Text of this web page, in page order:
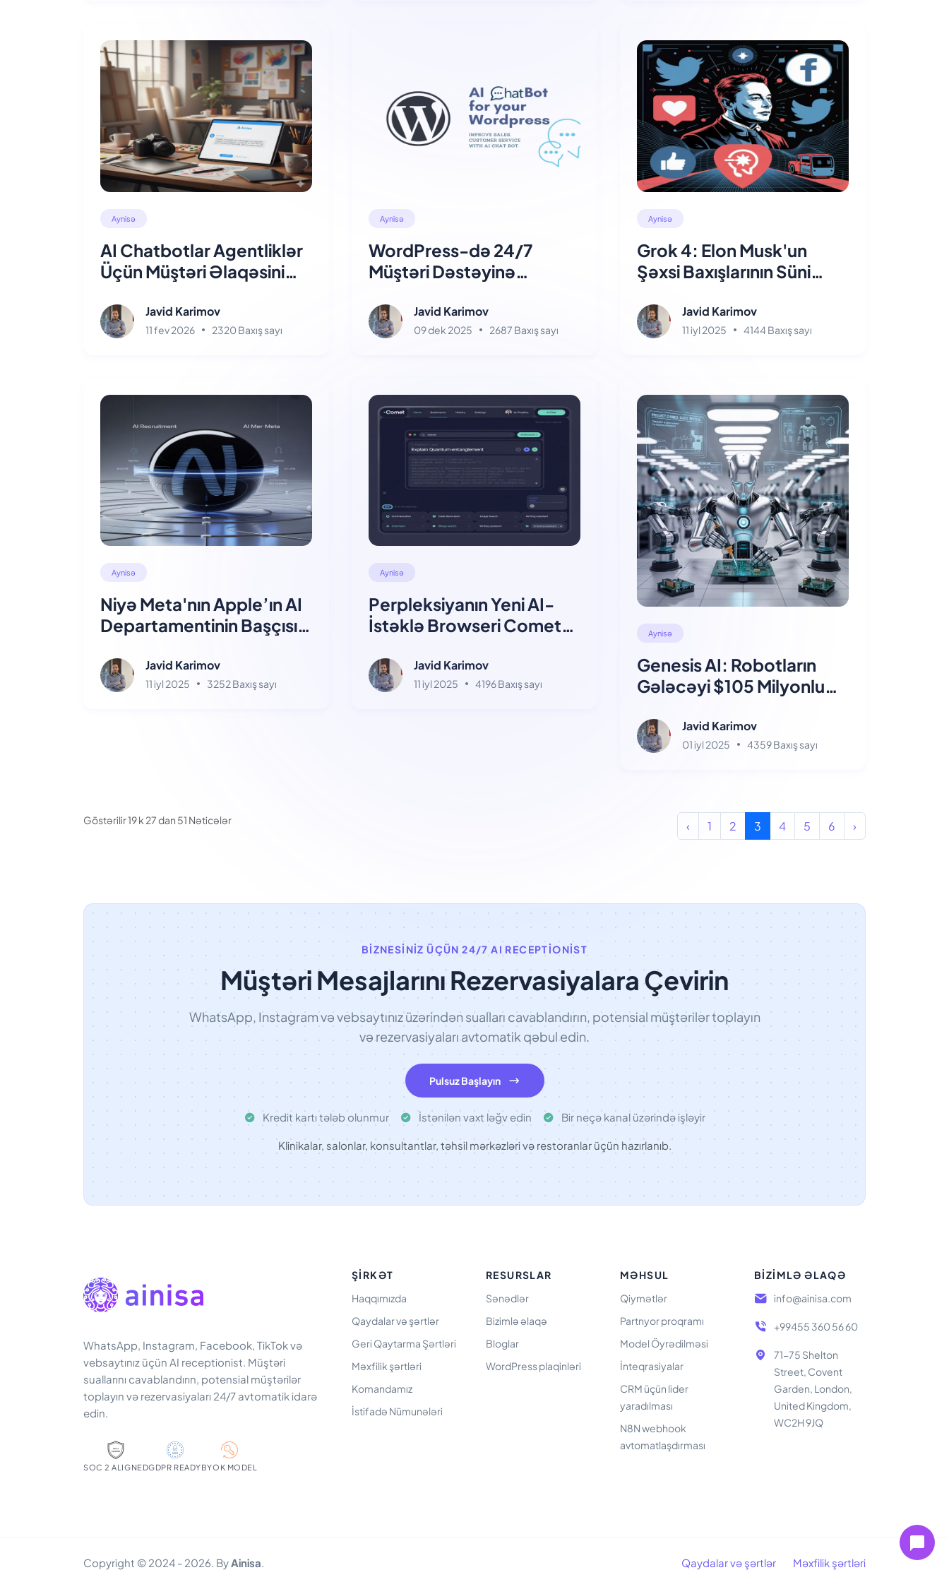
Aynisə
AI Chatbotlar Agentliklər
Üçün Müştəri Əlaqəsini
Javid Karimov
11 fev 2026 2320 Baxış sayı
Aynisə
WordPress-də 24/7
Müştəri Dəstəyinə
AI Chatbot Plagini Sınayın
Javid Karimov
09 dek 2025 2687 Baxış sayı
Aynisə
Grok 4: Elon Musk'un
Şəxsi Baxışlarının Süni
Javid Karimov
11 iyl 2025 4144 Baxış sayı
Aynisə
Niyə Meta'nın Apple’ın AI
Departamentinin Başçısı
Etməsi Oyun Dəyişəndir
Javid Karimov
11 iyl 2025 3252 Baxış sayı
Aynisə
Perpleksiyanın Yeni AI-
İstəklə Browseri Comet:
Dəyişdirən
Javid Karimov
11 iyl 2025 4196 Baxış sayı
Aynisə
Genesis AI: Robotların
Gələcəyi $105 Milyonluq
Javid Karimov
01 iyl 2025 4359 Baxış sayı
Göstərilir19k 27dan 51 Nəticələr ‹ 1 2 3 4 5 6 ›
BIZNESINIZ ÜÇÜN 24/7 AI RECEPTIONIST
Müştəri Mesajlarını Rezervasiyalara Çevirin
WhatsApp, Instagram və vebsaytınız üzərindən sualları cavablandırın, potensial müştərilər toplayın
və rezervasiyaları avtomatik qəbul edin.
Pulsuz Başlayın
Kredit kartı tələb olunmur İstənilən vaxt ləğv edin Bir neçə kanal üzərində işləyir
Klinikalar, salonlar, konsultantlar, təhsil mərkəzləri və restoranlar üçün hazırlanıb.
WhatsApp, Instagram, Facebook, TikTok və
vebsaytınız üçün AI receptionist. Müştəri
suallarını cavablandırın, potensial müştərilər
toplayın və rezervasiyaları 24/7 avtomatik idarə
edin.
SOC 2 ALIGNEDGDPR READYBYOK MODEL
ŞIRKƏT
Haqqımızda
Qaydalar və şərtlər
Geri Qaytarma Şərtləri
Məxfilik şərtləri
Komandamız
İstifadə Nümunələri
RESURSLAR
Sənədlər
Bizimlə əlaqə
Bloglar
WordPress plaqinləri
MƏHSUL
Qiymətlər
Partnyor proqramı
Model Öyrədilməsi
İnteqrasiyalar
CRM üçün lider
yaradılması
N8N webhook
avtomatlaşdırması
BIZIMLƏ ƏLAQƏ
info@ainisa.com
+99455 360 56 60
71-75 Shelton
Street, Covent
Garden, London,
United Kingdom,
WC2H 9JQ
Copyright © 2024 - 2026. ByAinisa. Qaydalar və şərtlər Məxfilik şərtləri